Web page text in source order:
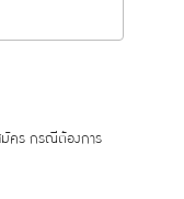
มัคร กรณีต้องการ